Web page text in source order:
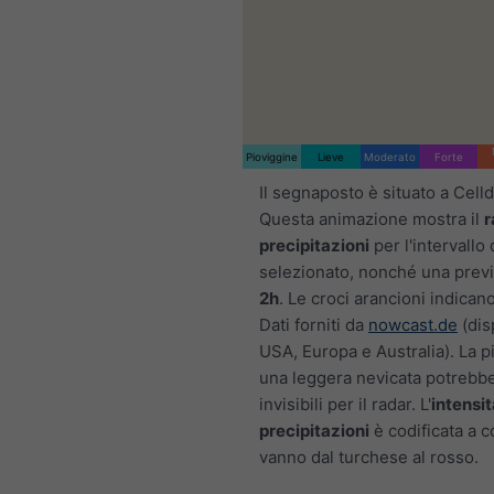
Pioviggine Lieve Moderato Forte
Il segnaposto è situato a
Questa animazione mostra il
precipitazioni per l'intervallo
selezionato, nonché una
2h. Le croci arancioni
Dati forniti da nowcast.de
USA, Europa e Australia). La
una leggera nevicata
invisibili per il radar. L'
precipitazioni è codificata a
vanno dal turchese al rosso.